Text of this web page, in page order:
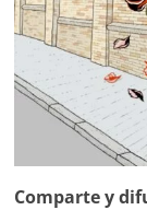
Comparte y